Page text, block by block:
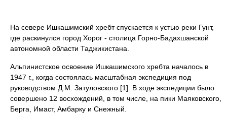
На севере Ишкашимский хребт спускается к устью реки Гунт,
где раскинулся город Хорог - столица Горно-Бадахшанской
автономной области Таджикистана.
Альпинистское освоение Ишкашимского хребта началось в
1947 г., когда состоялась масштабная экспедиция под
руководством Д.М. Затуловского [1]. В ходе экспедиции было
совершено 12 восхождений, в том числе, на пики Маяковского,
Берга, Имаст, Амбарку и Снежный.